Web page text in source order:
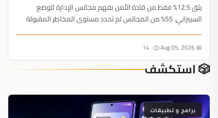
يثق 12.5% فقط من قادة الأمن بفهم مجالس الإدارة للوضع
السيبراني. 55% من المجالس لم تحدد مستوى المخاطر المقبولة
📅 Aug 05, 2026
🎲 استكشف
برامج و تطبيقات